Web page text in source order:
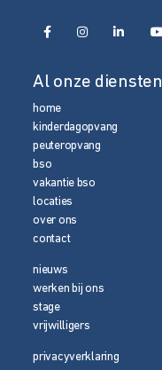
Al onze diensten
home
kinderdagopvang
peuteropvang
bso
vakantie bso
locaties
over ons
contact
nieuws
werken bij ons
stage
vrijwilligers
privacyverklaring